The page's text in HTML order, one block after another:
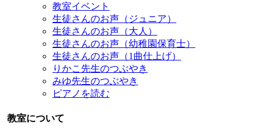
教室イベント
生徒さんのお声（ジュニア）
生徒さんのお声（大人）
生徒さんのお声（幼稚園保育士）
生徒さんのお声（1曲仕上げ）
りかこ先生のつぶやき
みゆ先生のつぶやき
ピアノを読む
教室について